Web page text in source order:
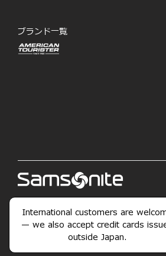
International customers are
— we also accept credit cards
outside Japan.
ブランド一覧
「LIFE'S A JOURNEY―人生は旅」サ
サイトマップ
利用規約